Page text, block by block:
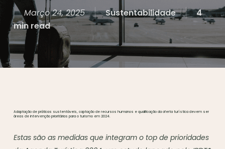
Março 24, 2025 Sustentabilidade
4
min read
Adaptação de práticas sustentáveis, captação de recursos humanos e qualificação da oferta turística devem ser
áreas de intervenção prioritárias para o turismo em 2024.
Estas são as medidas que integram o top de prioridades